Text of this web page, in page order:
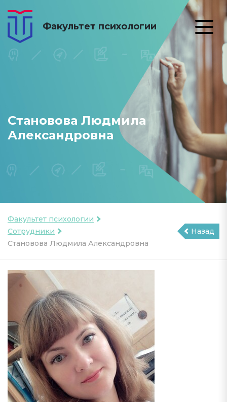
Факультет психологии
Становова Людмила
Александровна
Факультет психологии
Сотрудники
Становова Людмила Александровна
Назад